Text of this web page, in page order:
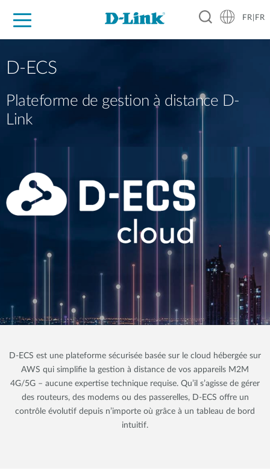
FR|FR
D-ECS
Plateforme de gestion à distance D-
Link
D-ECS est une plateforme sécurisée basée sur le cloud hébergée sur
AWS qui simplifie la gestion à distance de vos appareils M2M
4G/5G – aucune expertise technique requise. Qu’il s’agisse de gérer
des routeurs, des modems ou des passerelles, D-ECS offre un
contrôle évolutif depuis n’importe où grâce à un tableau de bord
intuitif.